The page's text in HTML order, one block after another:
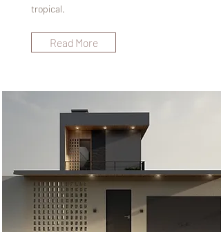
tropical.
Read More